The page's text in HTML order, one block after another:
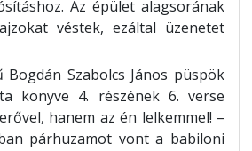
Az épület alagsorának
véstek, ezáltal üzenetet
Szabolcs János püspök
könyve 4. részének 6. verse
hanem az én lelkemmel! –
párhuzamot vont a babiloni